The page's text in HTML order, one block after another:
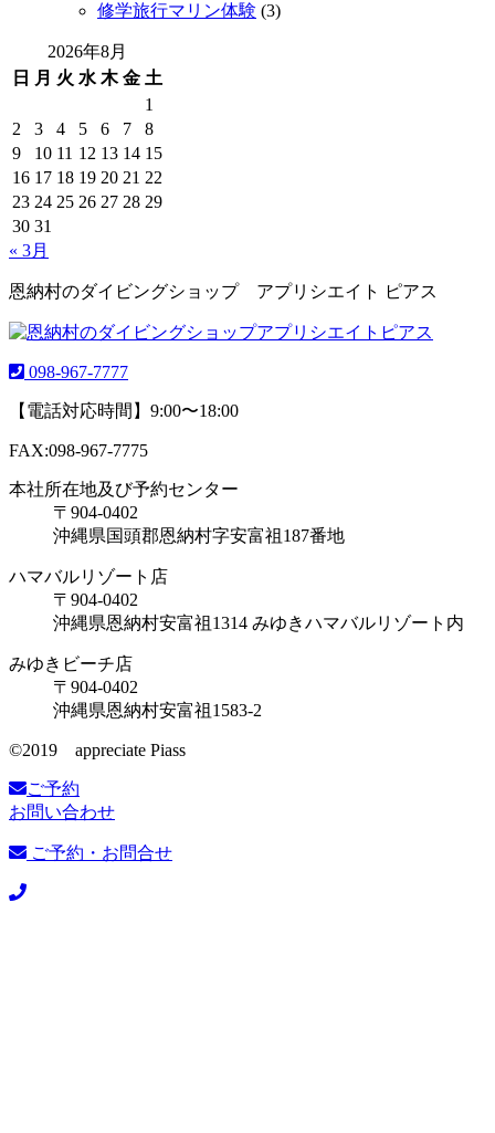
修学旅行マリン体験 (3)
2026年8月
日
月 火 水 木 金 土
1
2
3 4 5 6 7
8
9
10 11 12 13 14 15
16 17 18 19 20 21 22
23 24 25 26 27 28 29
30 31
« 3月
恩納村のダイビングショップ アプリシエイト ピアス
098-967-7777
【電話対応時間】9:00〜18:00
FAX:098-967-7775
本社所在地及び予約センター
〒904-0402
沖縄県国頭郡恩納村字安富祖187番地
ハマバルリゾート店
〒904-0402
沖縄県恩納村安富祖1314 みゆきハマバルリゾート内
みゆきビーチ店
〒904-0402
沖縄県恩納村安富祖1583-2
©️2019 appreciate Piass
ご予約
お問い合わせ
ご予約・お問合せ